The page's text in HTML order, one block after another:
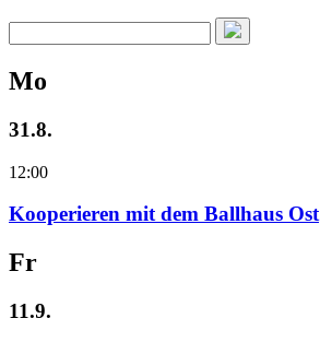
Mo
31.8.
12:00
Kooperieren mit dem Ballhaus Ost
Fr
11.9.